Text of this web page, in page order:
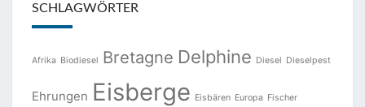
SCHLAGWÖRTER
Afrika Biodiesel Bretagne Delphine Diesel Dieselpest
Ehrungen Eisberge Eisbären Europa Fischer